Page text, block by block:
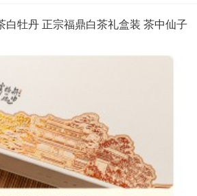
白牡丹 正宗福鼎白茶礼盒装 茶中仙子